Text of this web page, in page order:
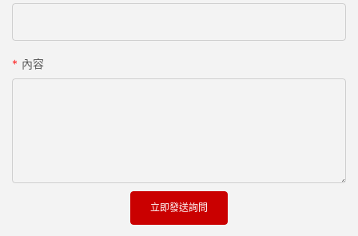
內容
立即發送詢問